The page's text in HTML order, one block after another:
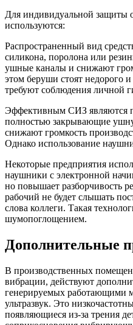
Для индивидуальной защиты
используются:
Распространенный вид
силикона, поролона или
ушные каналы и снижают
этом беруши стоят недорого
требуют соблюдения личной
Эффективным СИЗ являются
полностью закрывающие
снижают громкость
Однако использование
Некоторые предприятия
наушники с электронной
но повышает разборчивость
рабочий не будет слышать
слова коллеги. Такая
шумопоглощением.
Дополнительные
В производственных
вибрации, действуют
генерируемых работающими
ультразвук. Это
появляющиеся из-за трения